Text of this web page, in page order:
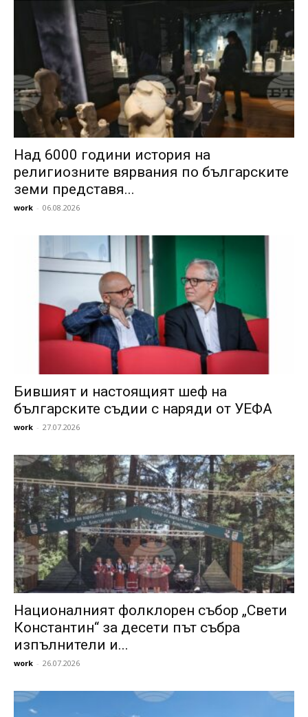
Над 6000 години история на
религиозните вярвания по българските
земи представя...
work - 06.08.2026
Бившият и настоящият шеф на
българските съдии с наряди от УЕФА
work - 27.07.2026
Националният фолклорен събор „Свети
Константин“ за десети път събра
изпълнители и...
work - 26.07.2026